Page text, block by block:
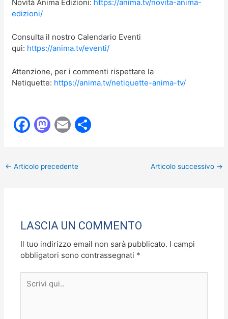
Novità Anima Edizioni: https://anima.tv/novita-anima-
edizioni/
Consulta il nostro Calendario Eventi
qui: https://anima.tv/eventi/
Attenzione, per i commenti rispettare la
Netiquette: https://anima.tv/netiquette-anima-tv/
F
e
o
k
M
o
n
E
l
← Articolo precedente Articolo successivo →
LASCIA UN COMMENTO
Il tuo indirizzo email non sarà pubblicato. I campi
obbligatori sono contrassegnati *
qui..